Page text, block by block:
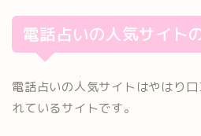
電話占いの人気サイト
電話占いの人気サイトはやはり
れているサイトです。